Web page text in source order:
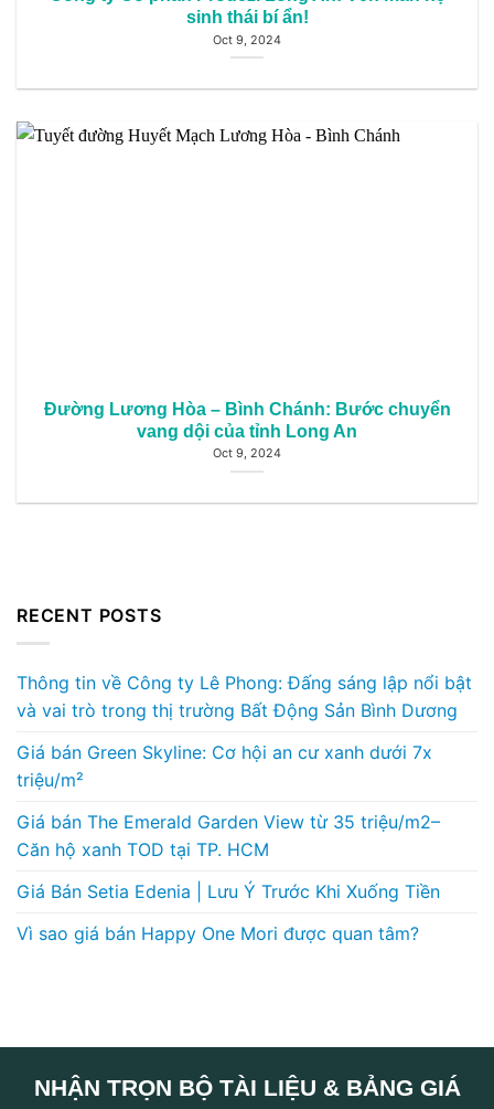
sinh thái bí ẩn!
Oct 9, 2024
Đường Lương Hòa – Bình Chánh: Bước chuyển
vang dội của tỉnh Long An
Oct 9, 2024
RECENT POSTS
Thông tin về Công ty Lê Phong: Đấng sáng lập nổi bật
và vai trò trong thị trường Bất Động Sản Bình Dương
Giá bán Green Skyline: Cơ hội an cư xanh dưới 7x
triệu/m²
Giá bán The Emerald Garden View từ 35 triệu/m2–
Căn hộ xanh TOD tại TP. HCM
Giá Bán Setia Edenia | Lưu Ý Trước Khi Xuống Tiền
Vì sao giá bán Happy One Mori được quan tâm?
NHẬN TRỌN BỘ TÀI LIỆU & BẢNG GIÁ